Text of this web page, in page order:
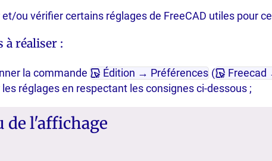
et/ou vérifier certains réglages de FreeCAD utiles pour
à réaliser :
la commande Édition → Préférences ( Freecad
réglages en respectant les consignes ci-dessous ;
de l'affichage